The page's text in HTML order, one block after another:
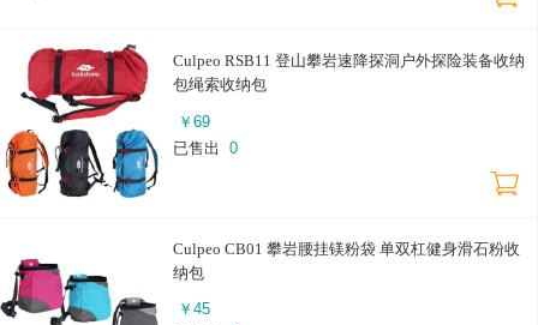
Culpeo RSB11 登山攀岩速降探洞户外探险装备收纳
包绳索收纳包
￥ 69
已售出
0
Culpeo CB01 攀岩腰挂镁粉袋 单双杠健身滑石粉收
纳包
￥ 45